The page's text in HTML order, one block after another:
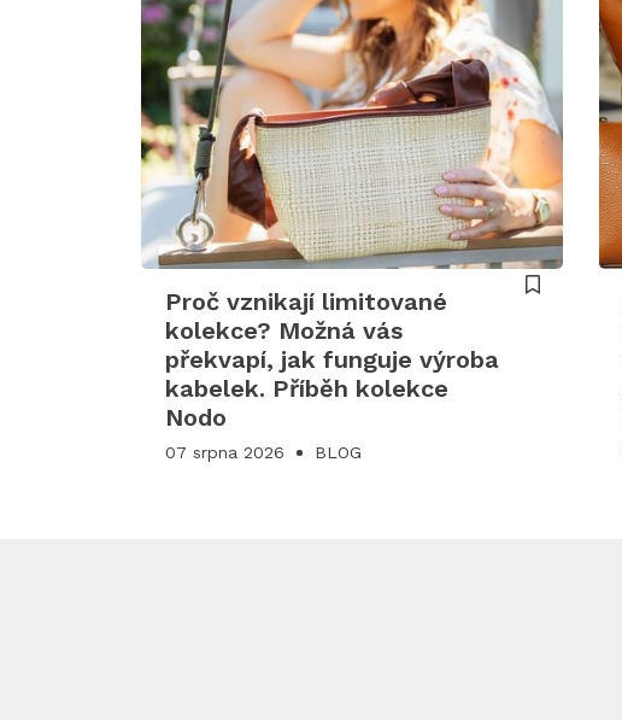
Proč vznikají limitované
kolekce? Možná vás
překvapí, jak funguje výroba
kabelek. Příběh kolekce
Nodo
07 srpna 2026 BLOG